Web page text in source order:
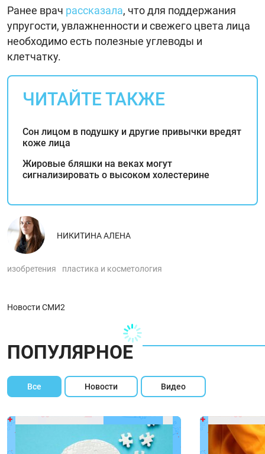
Ранее врач рассказала, что для поддержания
упругости, увлажненности и свежего цвета лица
необходимо есть полезные углеводы и
клетчатку.
ЧИТАЙТЕ ТАКЖЕ
Сон лицом в подушку и другие привычки вредят
коже лица
Жировые бляшки на веках могут
сигнализировать о высоком холестерине
НИКИТИНА АЛЕНА
изобретения пластика и косметология
Новости СМИ2
ПОПУЛЯРНОЕ
Все Новости Видео